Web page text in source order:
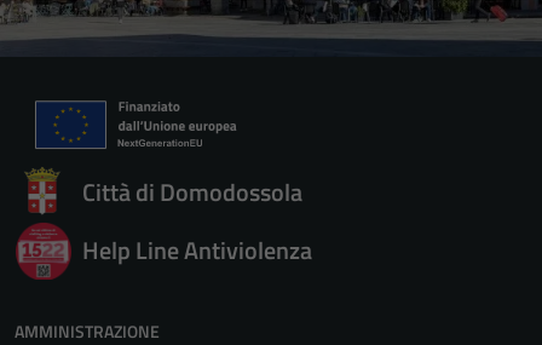
Città di Domodossola
Help Line Antiviolenza
AMMINISTRAZIONE